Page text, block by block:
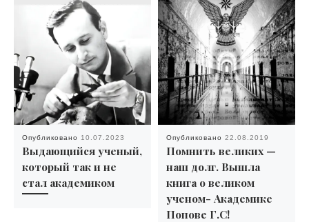
Опубликовано 10.07.2023
Выдающийcя ученый,
который так и не
стал академиком
Опубликовано 22.08.2019
Помнить великих —
наш долг. Вышла
книга о великом
ученом- Академике
Попове Г.С!